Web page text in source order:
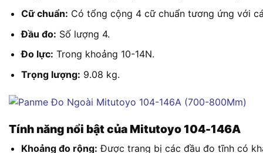
Cữ chuẩn: Có tổng cộng 4 cữ chuẩn tương ứng với
Đầu đo: Số lượng 4.
Đo lực: Trong khoảng 10-14N.
Trọng lượng: 9.08 kg.
Tính năng nổi bật của Mitutoyo 104-146A
Khoảng đo rộng: Được trang bị các đầu đo tĩnh có